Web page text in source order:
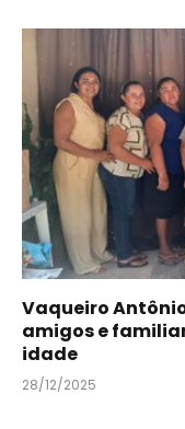
Vaqueiro
amigos e
idade
28/12/2025